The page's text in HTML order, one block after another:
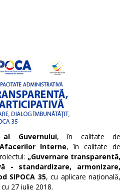
al Guvernului, în calitate de
Interne, în calitate de
„Guvernare transparentă,
- standardizare, armonizare,
SIPOCA 35, cu aplicare națională,
27 iulie 2018.